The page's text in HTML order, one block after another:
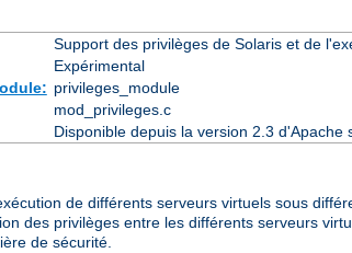
Support des privilèges de Solaris et de
Expérimental
privileges_module
mod_privileges.c
Disponible depuis la version 2.3
de différents serveurs virtuels sous
des privilèges entre les différents serveurs
de sécurité.